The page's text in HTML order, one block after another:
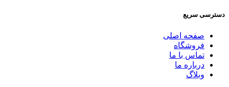
دسترسی سریع
صفحه اصلی
فروشگاه
تماس با ما
درباره ما
وبلاگ